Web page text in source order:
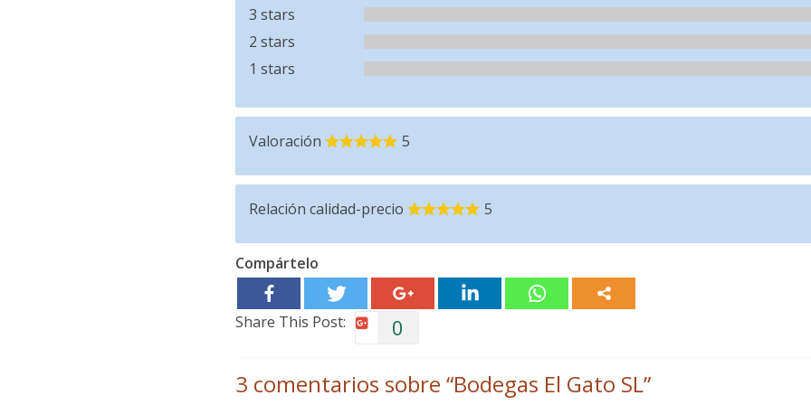
3 stars
2 stars
1 stars
Valoración 5
Relación calidad-precio 5
Compártelo
Share This Post: 0
3 comentarios sobre “Bodegas El Gato SL”